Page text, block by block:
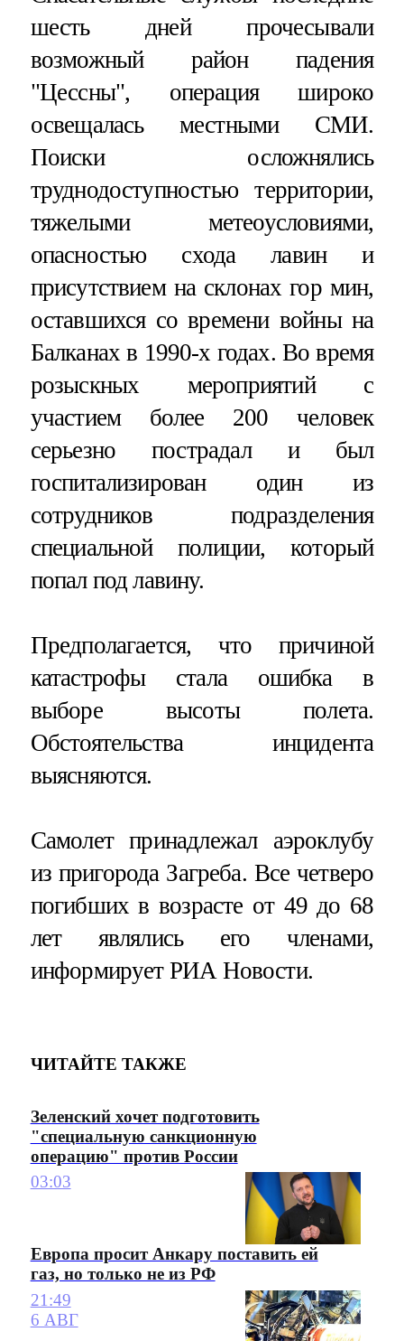
шесть дней прочесывали
возможный район падения
"Цессны", операция широко
освещалась местными СМИ.
Поиски осложнялись
труднодоступностью территории,
тяжелыми метеоусловиями,
опасностью схода лавин и
присутствием на склонах гор мин,
оставшихся со времени войны на
Балканах в 1990-х годах. Во время
розыскных мероприятий с
участием более 200 человек
серьезно пострадал и был
госпитализирован один из
сотрудников подразделения
специальной полиции, который
попал под лавину.
Предполагается, что причиной
катастрофы стала ошибка в
выборе высоты полета.
Обстоятельства инцидента
выясняются.
Самолет принадлежал аэроклубу
из пригорода Загреба. Все четверо
погибших в возрасте от 49 до 68
лет являлись его членами,
информирует РИА Новости.
ЧИТАЙТЕ ТАКЖЕ
Зеленский хочет подготовить
"специальную санкционную
операцию" против России
03:03
Европа просит Анкару поставить ей
газ, но только не из РФ
21:49
6 АВГ